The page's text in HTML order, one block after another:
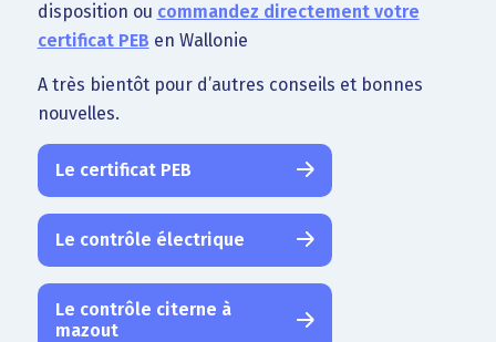
disposition ou commandez directement votre
certificat PEB en Wallonie
A très bientôt pour d’autres conseils et bonnes
nouvelles.
Le certificat PEB
Le contrôle électrique
Le contrôle citerne à
mazout